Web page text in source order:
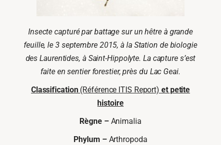
Insecte capturé par battage sur un hêtre à grande
feuille, le 3 septembre 2015, à la Station de biologie
des Laurentides, à Saint-Hippolyte. La capture s’est
faite en sentier forestier, près du Lac Geai.
Classification (Référence ITIS Report) et petite
histoire
Règne – Animalia
Phylum – Arthropoda